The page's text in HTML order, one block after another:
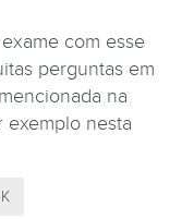
com esse
perguntas em
na
exemplo nesta